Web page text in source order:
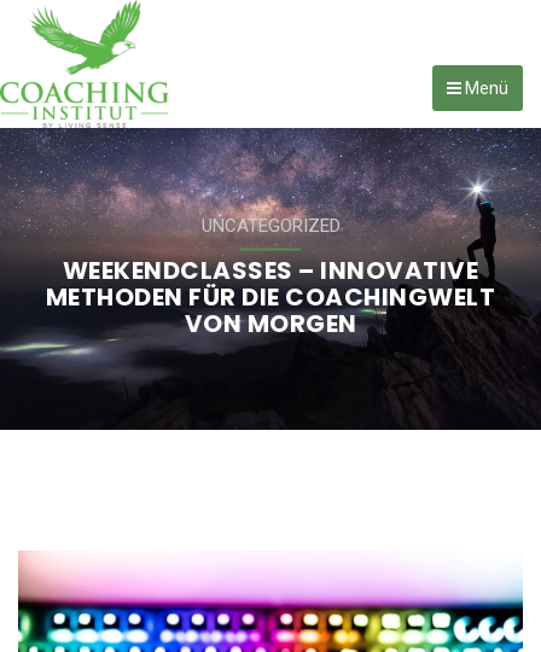
Menü
UNCATEGORIZED
WEEKENDCLASSES – INNOVATIVE
METHODEN FÜR DIE COACHINGWELT
VON MORGEN